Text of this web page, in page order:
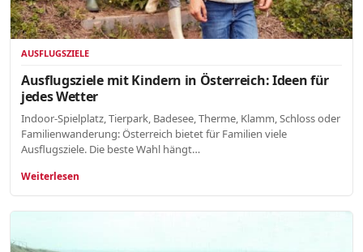
AUSFLUGSZIELE
Ausflugsziele mit Kindern in Österreich: Ideen für
jedes Wetter
Indoor-Spielplatz, Tierpark, Badesee, Therme, Klamm, Schloss oder
Familienwanderung: Österreich bietet für Familien viele
Ausflugsziele. Die beste Wahl hängt…
Weiterlesen